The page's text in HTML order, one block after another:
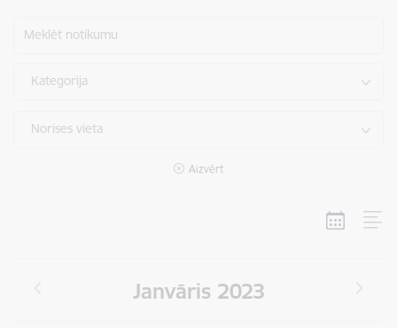
Meklēt notikumu
Kategorija
Norises vieta
Aizvērt
Janvāris 2023